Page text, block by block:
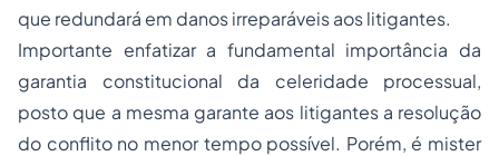
que redundará em danos irreparáveis aos litigantes.
Importante enfatizar a fundamental importância da
garantia constitucional da celeridade processual,
posto que a mesma garante aos litigantes a resolução
do conflito no menor tempo possível. Porém, é mister